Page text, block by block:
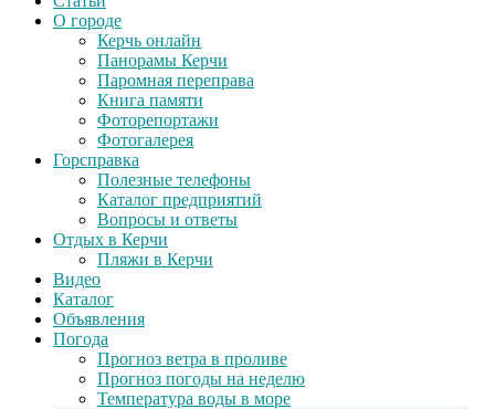
О городе
Керчь онлайн
Панорамы Керчи
Паромная переправа
Книга памяти
Фоторепортажи
Фотогалерея
Горсправка
Полезные телефоны
Каталог предприятий
Вопросы и ответы
Отдых в Керчи
Пляжи в Керчи
Видео
Каталог
Объявления
Погода
Прогноз ветра в проливе
Прогноз погоды на неделю
Температура воды в море